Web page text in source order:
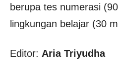
berupa tes numerasi
lingkungan belajar (30
Editor: Aria Triyudha